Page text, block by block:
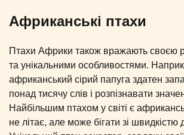
Африканські птахи
Птахи Африки також вражають своєю
та унікальними особливостями.
африканський сірий папуга здатен
понад тисячу слів і розпізнавати
Найбільшим птахом у світі є
не літає, але може бігати зі швидкістю